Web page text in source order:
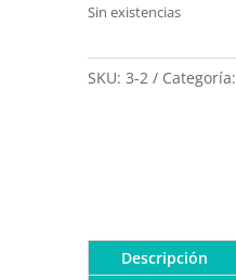
Sin existencias
SKU: 3-2 Categoría:
Descripción